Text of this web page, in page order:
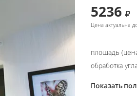
5236
Цена актуальна
площадь
обработка
Показать